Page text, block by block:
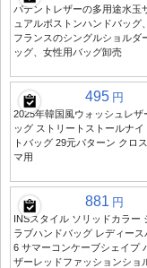
パテントレザーの多用途水玉
ュアルボストンハンドバッグ
フランスのシングルショルダ
ッグ、女性用バッグ卸売
495 円
2025年韓国風ウォッシュレザ
ッグ ストリートストールナイ
トバッグ 29元パターン クロ
マ用
881 円
INSスタイル ソリッドカラー
ラブハンドバッグ レディース
6 サマーコンケーブシェイプ
ザーレッドファッションショ